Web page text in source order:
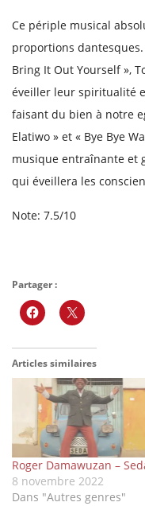
Ce périple musical
proportions dantesques.
Bring It Out Yourself »,
éveiller leur spiritualité
faisant du bien à notre
Elatiwo » et « Bye Bye
musique entraînante et
qui éveillera les
Note: 7.5/10
Partager :
Articles similaires
Roger Damawuzan –
8 novembre 2022
Dans "Autres genres"